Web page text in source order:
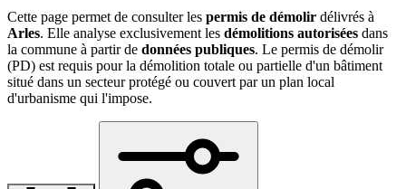
Cette page permet de consulter les permis de démolir délivrés à
Arles. Elle analyse exclusivement les démolitions autorisées dans
la commune à partir de données publiques. Le permis de démolir
(PD) est requis pour la démolition totale ou partielle d'un bâtiment
situé dans un secteur protégé ou couvert par un plan local
d'urbanisme qui l'impose.